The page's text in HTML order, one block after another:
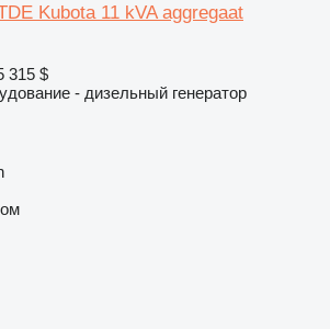
Kubota 11 kVA aggregaat
315 $
- дизельный генератор